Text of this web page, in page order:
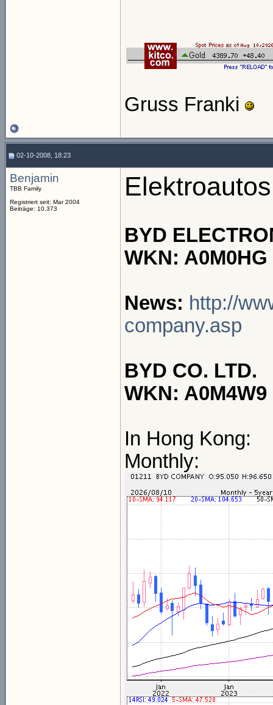
Gruss Franki
02-10-2008, 18:23
Benjamin
TBB Family
Registriert seit: Mar 2004
Beiträge: 10.373
BYD
WKN:
News: http://
company.asp
BYD CO. LTD.
WKN: A0M4W9
In Hong Kong:
Monthly: